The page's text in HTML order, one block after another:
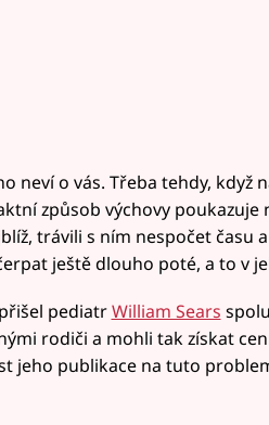
neví o vás. Třeba tehdy, když
způsob výchovy poukazuje
trávili s ním nespočet času
ještě dlouho poté, a to v
pediatrWilliam Sears
rodiči a mohli tak získat
jeho publikace na tuto